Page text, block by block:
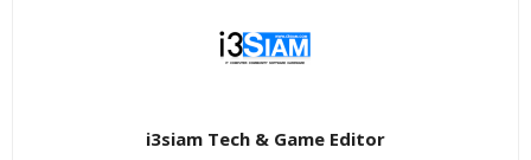
i3siam Tech & Game Editor